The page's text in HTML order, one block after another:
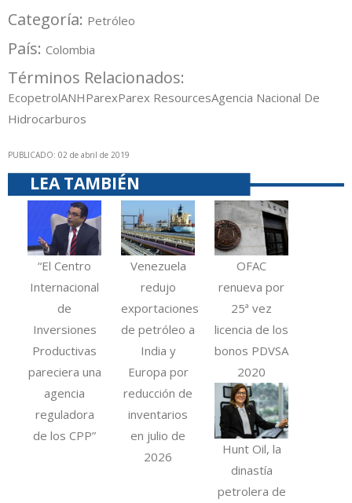
Categoría: Petróleo
País: Colombia
Términos Relacionados:
EcopetrolANHParexParex ResourcesAgencia Nacional De
Hidrocarburos
PUBLICADO: 02 de abril de 2019
LEA TAMBIÉN
“El Centro
Internacional
de
Inversiones
Productivas
pareciera una
agencia
reguladora
de los CPP”
Venezuela
redujo
exportaciones
de petróleo a
India y
Europa por
reducción de
inventarios
en julio de
2026
OFAC
renueva por
25ª vez
licencia de los
bonos PDVSA
2020
Hunt Oil, la
dinastía
petrolera de